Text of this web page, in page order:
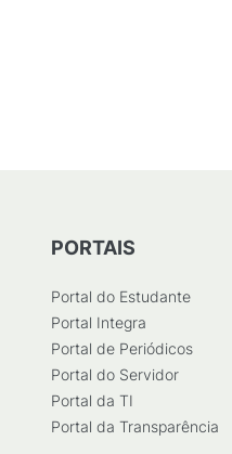
PORTAIS
Portal do Estudante
Portal Integra
Portal de Periódicos
Portal do Servidor
Portal da TI
Portal da Transparência